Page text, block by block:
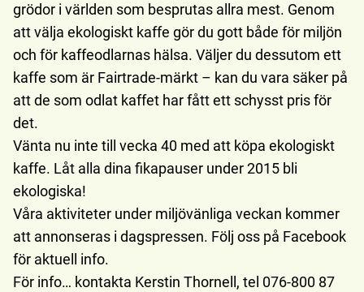
grödor i världen som besprutas allra mest. Genom
att välja ekologiskt kaffe gör du gott både för miljön
och för kaffeodlarnas hälsa. Väljer du dessutom ett
kaffe som är Fairtrade-märkt – kan du vara säker på
att de som odlat kaffet har fått ett schysst pris för
det.
Vänta nu inte till vecka 40 med att köpa ekologiskt
kaffe. Låt alla dina fikapauser under 2015 bli
ekologiska!
Våra aktiviteter under miljövänliga veckan kommer
att annonseras i dagspressen. Följ oss på Facebook
för aktuell info.
För info… kontakta Kerstin Thornell, tel 076-800 87